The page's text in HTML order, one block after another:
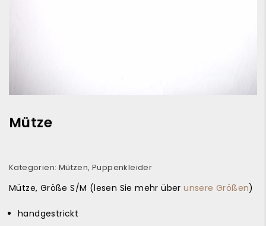
Mütze
Kategorien: Mützen,Puppenkleider
Mütze, Größe S/M (lesen Sie mehr überunsere Größen)
handgestrickt